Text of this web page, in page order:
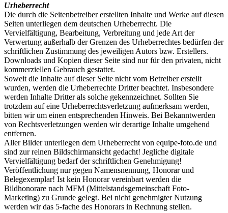
Urheberrecht
Die durch die Seitenbetreiber erstellten Inhalte und Werke auf diesen
Seiten unterliegen dem deutschen Urheberrecht. Die
Vervielfältigung, Bearbeitung, Verbreitung und jede Art der
Verwertung außerhalb der Grenzen des Urheberrechtes bedürfen der
schriftlichen Zustimmung des jeweiligen Autors bzw. Erstellers.
Downloads und Kopien dieser Seite sind nur für den privaten, nicht
kommerziellen Gebrauch gestattet.
Soweit die Inhalte auf dieser Seite nicht vom Betreiber erstellt
wurden, werden die Urheberrechte Dritter beachtet. Insbesondere
werden Inhalte Dritter als solche gekennzeichnet. Sollten Sie
trotzdem auf eine Urheberrechtsverletzung aufmerksam werden,
bitten wir um einen entsprechenden Hinweis. Bei Bekanntwerden
von Rechtsverletzungen werden wir derartige Inhalte umgehend
entfernen.
Aller Bilder unterliegen dem Urheberrecht von equipe-foto.de und
sind zur reinen Bildschirmansicht gedacht! Jegliche digitale
Vervielfältigung bedarf der schriftlichen Genehmigung!
Veröffentlichung nur gegen Namensnennung, Honorar und
Belegexemplar! Ist kein Honorar vereinbart werden die
Bildhonorare nach MFM (Mittelstandsgemeinschaft Foto-
Marketing) zu Grunde gelegt. Bei nicht genehmigter Nutzung
werden wir das 5-fache des Honorars in Rechnung stellen.